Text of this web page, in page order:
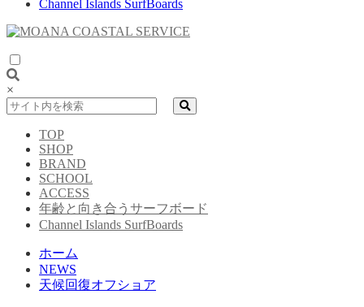
Channel Islands SurfBoards
×
TOP
SHOP
BRAND
SCHOOL
ACCESS
年齢と向き合うサーフボード
Channel Islands SurfBoards
ホーム
NEWS
天候回復オフショア